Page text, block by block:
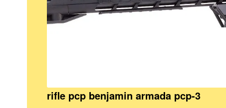
rifle pcp benjamin armada pcp-3